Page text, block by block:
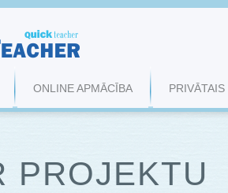
ONLINE APMĀCĪBA
PROJEKTU